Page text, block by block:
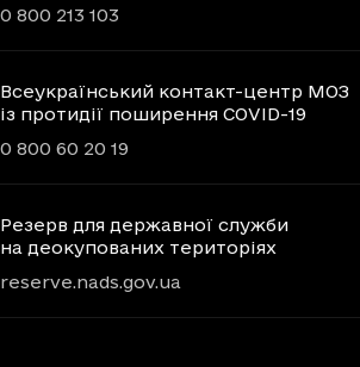
0 800 213 103
Всеукраїнський контакт-центр МОЗ
із протидії поширення COVID-19
0 800 60 20 19
Резерв для державної служби
на деокупованих територіях
reserve.nads.gov.ua